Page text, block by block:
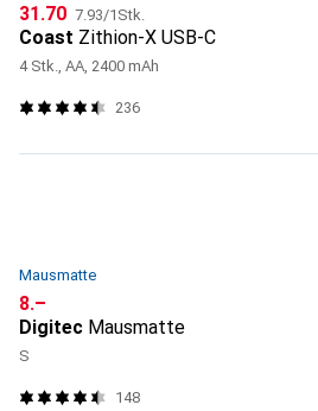
CHF
31.70 CHF
7.93/1Stk.
Coast Zithion-X USB-C
4 Stk., AA, 2400 mAh
236
Mausmatte
CHF
8.–
Digitec Mausmatte
S
148